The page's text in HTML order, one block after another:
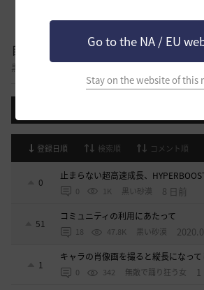
Go to the NA / EU
Stay on the website of this
自由掲示板
黒い砂漠に関する様々なテーマについて話し合える
登録日順 検索順 コメント順
0
止まらない超高速成長、
0 1K 黒い砂漠 8 日前
51
コミュニティの利用にあたって
18 47.8K 黒い砂漠
1
キャラの肖像画を撮ると縦長になって
0 342 無敵で踊り狂う女 1